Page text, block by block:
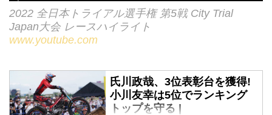
2022 全日本トライアル選手権 第5戦 City Trial
Japan大会 レースハイライト
www.youtube.com
氏川政哉、3位表彰台を獲得!
小川友幸は5位でランキング
トップを守る |